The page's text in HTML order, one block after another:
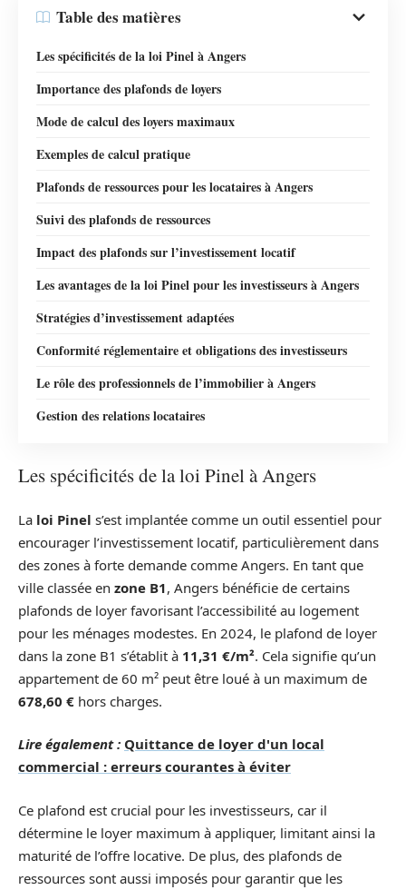
Table des matières
Les spécificités de la loi Pinel à Angers
Importance des plafonds de loyers
Mode de calcul des loyers maximaux
Exemples de calcul pratique
Plafonds de ressources pour les locataires à Angers
Suivi des plafonds de ressources
Impact des plafonds sur l’investissement locatif
Les avantages de la loi Pinel pour les investisseurs à Angers
Stratégies d’investissement adaptées
Conformité réglementaire et obligations des investisseurs
Le rôle des professionnels de l’immobilier à Angers
Gestion des relations locataires
Les spécificités de la loi Pinel à Angers
La loi Pinel s’est implantée comme un outil essentiel pour
encourager l’investissement locatif, particulièrement dans
des zones à forte demande comme Angers. En tant que
ville classée en zone B1, Angers bénéficie de certains
plafonds de loyer favorisant l’accessibilité au logement
pour les ménages modestes. En 2024, le plafond de loyer
dans la zone B1 s’établit à 11,31 €/m². Cela signifie qu’un
appartement de 60 m² peut être loué à un maximum de
678,60 € hors charges.
Lire également : Quittance de loyer d'un local
commercial : erreurs courantes à éviter
Ce plafond est crucial pour les investisseurs, car il
détermine le loyer maximum à appliquer, limitant ainsi la
maturité de l’offre locative. De plus, des plafonds de
ressources sont aussi imposés pour garantir que les